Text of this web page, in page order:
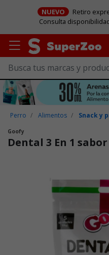
NUEVO
Retiro
Consulta
Perro Alimentos Snack y
Goofy
Dental 3 En 1